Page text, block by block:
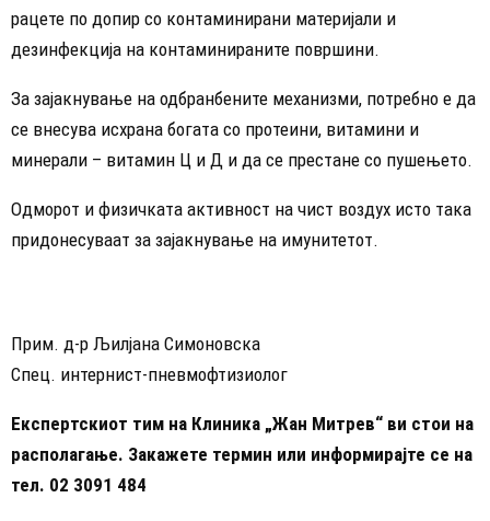
рацете по допир со контаминирани материјали и
дезинфекција на контаминираните површини.
За зајакнување на одбранбените механизми, потребно е да
се внесува исхрана богата со протеини, витамини и
минерали – витамин Ц и Д и да се престане со пушењето.
Одморот и физичката активност на чист воздух исто така
придонесуваат за зајакнување на имунитетот.
Прим. д-р Љилјана Симоновска
Спец. интернист-пневмофтизиолог
Експертскиот тим на Клиника „Жан Митрев“ ви стои на
располагање. Закажете термин или информирајте се на
тел. 02 3091 484